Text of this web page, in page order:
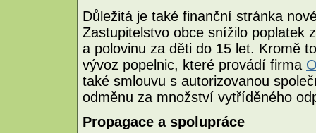
Důležitá je také finanční stránka
Zastupitelstvo obce snížilo poplatek
a polovinu za děti do 15 let. Kromě
vývoz popelnic, které provádí firma
také smlouvu s autorizovanou
odměnu za množství vytříděného
Propagace a spolupráce